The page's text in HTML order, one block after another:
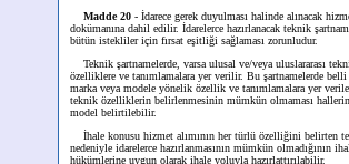
Madde 20 - İdarece gerek duyulması halinde alınacak
dokümanına dahil edilir. İdarelerce hazırlanacak teknik
bütün istekliler için fırsat eşitliği sağlaması zorunludur.
Teknik şartnamelerde, varsa ulusal ve/veya uluslararası
özelliklere ve tanımlamalara yer verilir. Bu şartnamelerde
marka veya modele yönelik özellik ve tanımlamalara yer
teknik özelliklerin belirlenmesinin mümkün olmaması
model belirtilebilir.
İhale konusu hizmet alımının her türlü özelliğini belirten
nedeniyle idarelerce hazırlanmasının mümkün olmadığının
hükümlerine uygun olarak ihale yoluyla hazırlattırılabilir.